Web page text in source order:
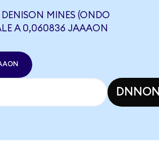
MINES (ONDO
A 0,060836 JAAAON
DNNON